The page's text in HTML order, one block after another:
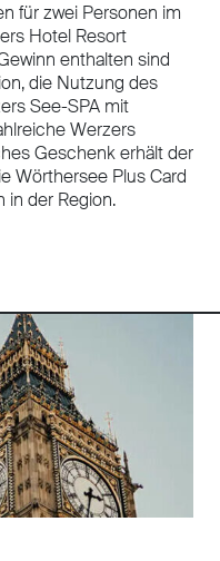
für zwei Personen im
Hotel Resort
enthalten sind
die Nutzung des
See-SPA mit
Werzers
Geschenk erhält der
Wörthersee Plus Card
in der Region.